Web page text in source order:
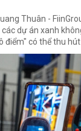
Thuân -
dự án xanh
điểm" có thể thu